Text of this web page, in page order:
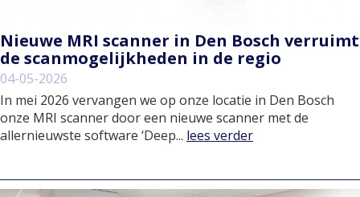
Nieuwe MRI scanner in Den Bosch verruimt
de scanmogelijkheden in de regio
04-05-2026
In mei 2026 vervangen we op onze locatie in Den Bosch
onze MRI scanner door een nieuwe scanner met de
allernieuwste software ‘Deep... lees verder